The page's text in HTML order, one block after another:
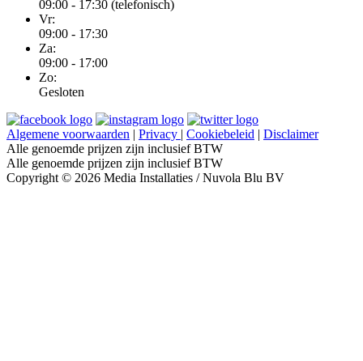
09:00 - 17:30 (telefonisch)
Vr:
09:00 - 17:30
Za:
09:00 - 17:00
Zo:
Gesloten
Algemene voorwaarden | Privacy | Cookiebeleid | Disclaimer
Alle genoemde prijzen zijn inclusief BTW
Alle genoemde prijzen zijn inclusief BTW
Copyright © 2026 Media Installaties / Nuvola Blu BV